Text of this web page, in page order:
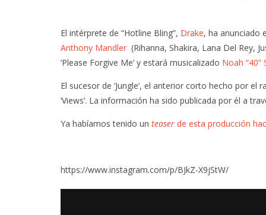
El intérprete de “Hotline Bling”, Drake, ha anunciado
Anthony Mandler (Rihanna, Shakira, Lana Del Rey,
‘Please Forgive Me’ y estará musicalizado Noah “40”
El sucesor de ‘Jungle’, el anterior corto hecho por
‘Views’. La información ha sido publicada por él a
Ya habíamos tenido un teaser de esta producción
https://www.instagram.com/p/BJkZ-X9jStW/